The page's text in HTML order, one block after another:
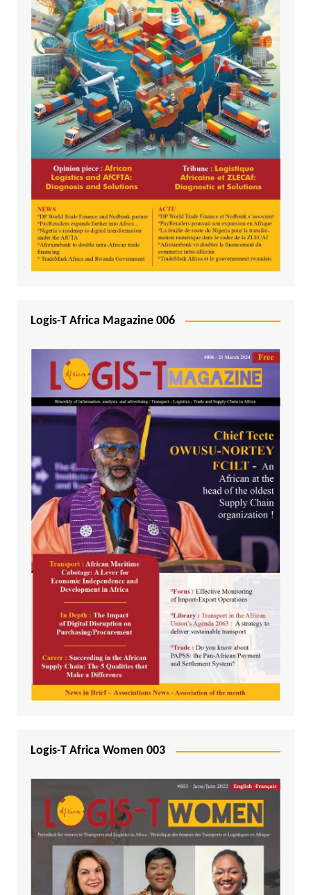
Logis-T Africa Magazine 006
Logis-T Africa Women 003